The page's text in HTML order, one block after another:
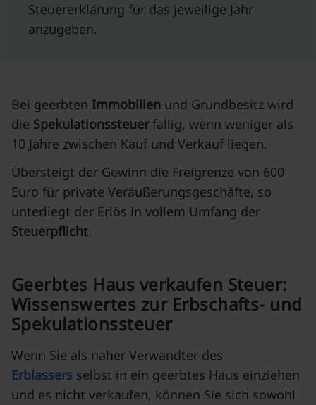
Steuererklärung für das jeweilige Jahr
anzugeben.
Bei geerbten Immobilien und Grundbesitz wird
die Spekulationssteuer fällig, wenn weniger als
10 Jahre zwischen Kauf und Verkauf liegen.
Übersteigt der Gewinn die Freigrenze von 600
Euro für private Veräußerungsgeschäfte, so
unterliegt der Erlös in vollem Umfang der
Steuerpflicht.
Geerbtes Haus verkaufen Steuer:
Wissenswertes zur Erbschafts- und
Spekulationssteuer
Wenn Sie als naher Verwandter des
Erblassers selbst in ein geerbtes Haus einziehen
und es nicht verkaufen, können Sie sich sowohl